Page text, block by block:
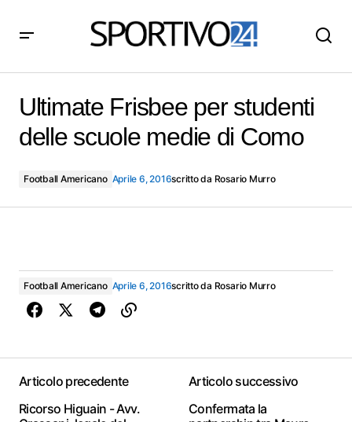
Como
Ultimate Frisbee per studenti
delle scuole medie di Como
Football Americano Aprile 6, 2016scritto da Rosario Murro
Football Americano Aprile 6, 2016scritto da Rosario Murro
Articolo precedente
Ricorso Higuain - Avv.
Articolo successivo
Confermata la